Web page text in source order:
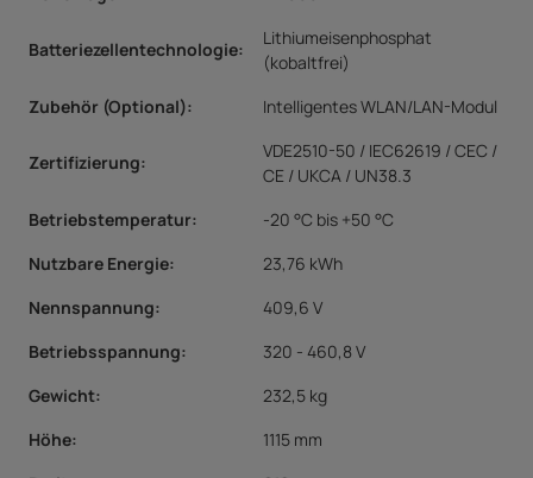
Batteriezellentechnologie:
Lithiumeisenphosphat
(kobaltfrei)
Zubehör (Optional): Intelligentes WLAN/LAN-Modul
Zertifizierung:
VDE2510-50 / IEC62619 / CEC /
CE / UKCA / UN38.3
Betriebstemperatur:
-20 °C bis +50 °C
Nutzbare Energie:
23,76 kWh
Nennspannung:
409,6 V
Betriebsspannung:
320 - 460,8 V
Gewicht:
232,5 kg
Höhe:
1115 mm